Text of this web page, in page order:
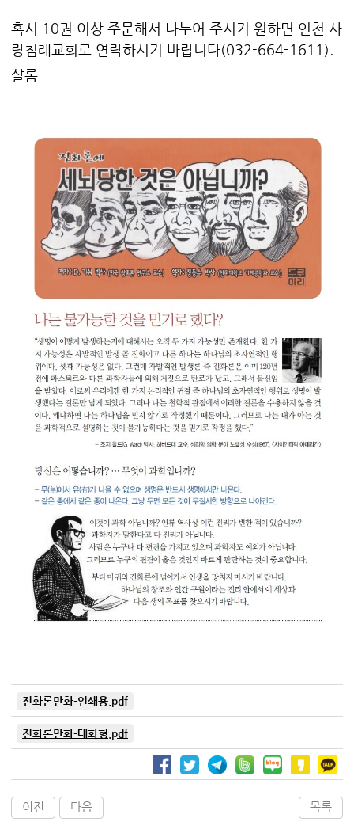
혹시 10권 이상 주문해서 나누어 주시기 원하면 인천 사
랑침례교회로 연락하시기 바랍니다(032-664-1611).
샬롬
진화론만화-인쇄용.pdf
진화론만화-대화형.pdf
이전 다음 목록